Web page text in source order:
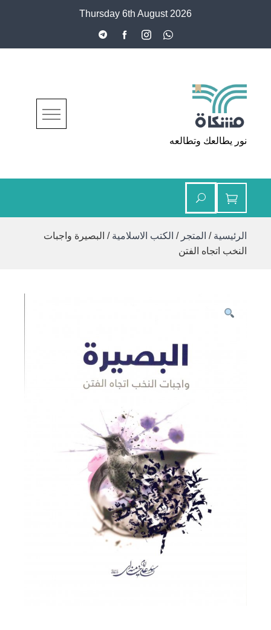
Thursday 6th August 2026
مشكاة
نور يطالعك وتطالعه
الرئيسية / المتجر / الكتب الاسلامية / البصيرة واجبات
النخب اتجاه الفتن